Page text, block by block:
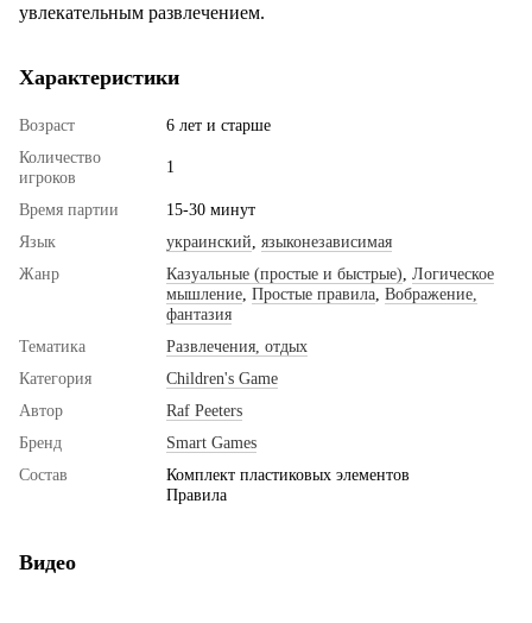
увлекательным развлечением.
Характеристики
Возраст
6 лет и старше
Количество
игроков
1
Время партии
15-30 минут
Язык
украинский языконезависимая
Жанр
Казуальные (простые и быстрые) Логическое
мышление Простые правила Вображение,
фантазия
Тематика
Развлечения, отдых
Категория
Children's Game
Автор
Raf Peeters
Бренд
Smart Games
Состав
Комплект пластиковых элементов
Правила
Видео